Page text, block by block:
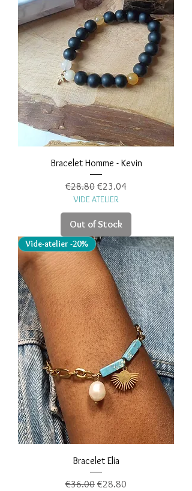
Bracelet Homme - Kevin
Regular Price
€28.80 Sale Price
€23.04
VIDE ATELIER
Out of Stock
Vide-atelier -20%
Bracelet Elia
Regular Price
€36.00 Sale Price
€28.80